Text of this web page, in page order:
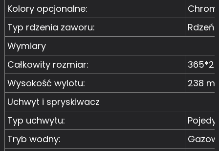
Kolory opcjonalne:
Typ rdzenia zaworu:
Wymiary
Całkowity rozmiar:
Wysokość wylotu:
238
Uchwyt i spryskiwacz
Typ uchwytu:
Tryb wodny: